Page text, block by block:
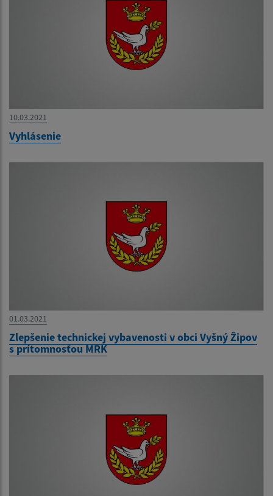
10.03.2021
Vyhlásenie
01.03.2021
Zlepšenie technickej vybavenosti v obci Vyšný Žipov
s prítomnosťou MRK